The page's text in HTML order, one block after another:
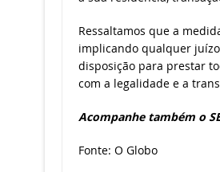
Ressaltamos que a
implicando qualquer
disposição para prestar
com a legalidade e a
Acompanhe também o
Fonte: O Globo